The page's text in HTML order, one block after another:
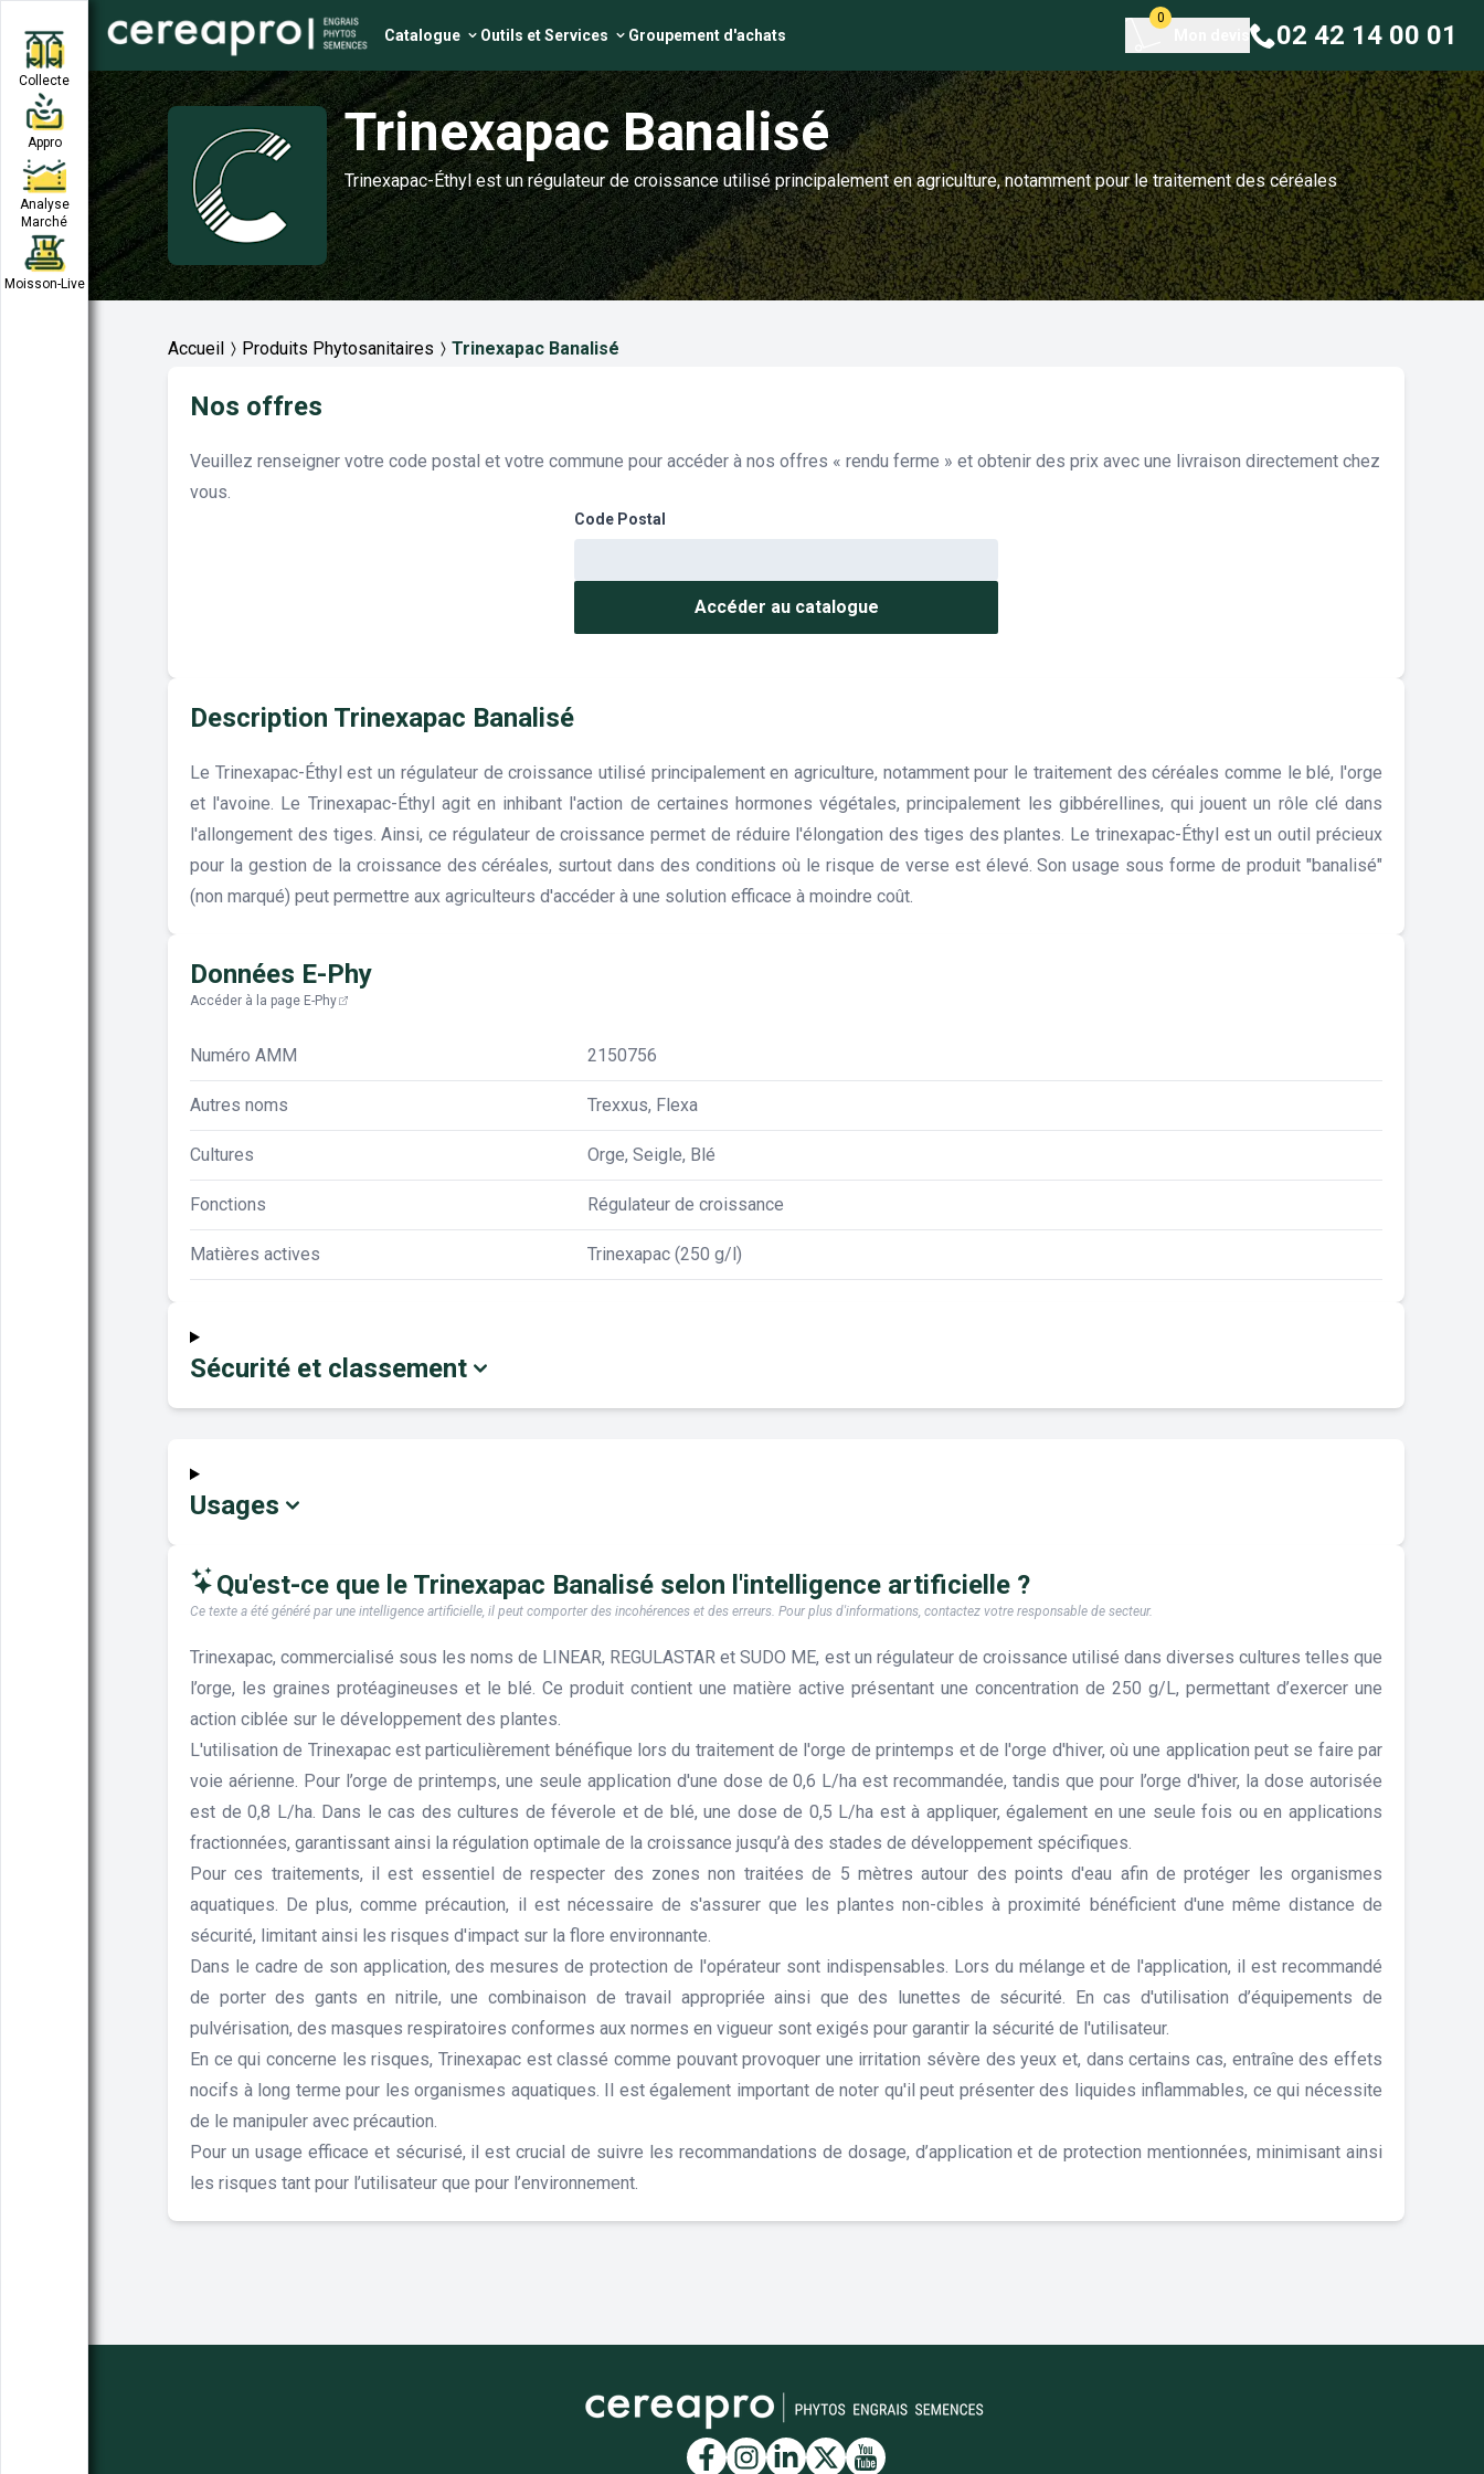
Collecte
Appro
Analyse
Marché
Moisson-Live
Catalogue Outils et Services Groupement d'achats
0
02 42 14 00 01
Trinexapac Banalisé
Trinexapac-Éthyl est un régulateur de croissance utilisé principalement en agriculture, notamment pour le traitement des céréales
Accueil Produits Phytosanitaires Trinexapac Banalisé
Nos offres
Veuillez renseigner votre code postal et votre commune pour accéder à nos offres « rendu ferme » et obtenir des prix avec une livraison directement chez
vous.
Code Postal
Accéder au catalogue
Description Trinexapac Banalisé
Le Trinexapac-Éthyl est un régulateur de croissance utilisé principalement en agriculture, notamment pour le traitement des céréales comme le blé, l'orge
et l'avoine. Le Trinexapac-Éthyl agit en inhibant l'action de certaines hormones végétales, principalement les gibbérellines, qui jouent un rôle clé dans
l'allongement des tiges. Ainsi, ce régulateur de croissance permet de réduire l'élongation des tiges des plantes. Le trinexapac-Éthyl est un outil précieux
pour la gestion de la croissance des céréales, surtout dans des conditions où le risque de verse est élevé. Son usage sous forme de produit "banalisé"
(non marqué) peut permettre aux agriculteurs d'accéder à une solution efficace à moindre coût.
Données E-Phy
Accéder à la page E-Phy
Numéro AMM 2150756
Autres noms Trexxus, Flexa
Cultures Orge, Seigle, Blé
Fonctions Régulateur de croissance
Matières actives Trinexapac (250 g/l)
Sécurité et classement
Usages
Qu'est-ce que le Trinexapac Banalisé selon l'intelligence artificielle ?
Ce texte a été généré par une intelligence artificielle, il peut comporter des incohérences et des erreurs. Pour plus d'informations, contactez votre responsable de secteur.
Trinexapac, commercialisé sous les noms de LINEAR, REGULASTAR et SUDO ME, est un régulateur de croissance utilisé dans diverses cultures telles que
l’orge, les graines protéagineuses et le blé. Ce produit contient une matière active présentant une concentration de 250 g/L, permettant d’exercer une
action ciblée sur le développement des plantes.
L'utilisation de Trinexapac est particulièrement bénéfique lors du traitement de l'orge de printemps et de l'orge d'hiver, où une application peut se faire par
voie aérienne. Pour l’orge de printemps, une seule application d'une dose de 0,6 L/ha est recommandée, tandis que pour l’orge d'hiver, la dose autorisée
est de 0,8 L/ha. Dans le cas des cultures de féverole et de blé, une dose de 0,5 L/ha est à appliquer, également en une seule fois ou en applications
fractionnées, garantissant ainsi la régulation optimale de la croissance jusqu’à des stades de développement spécifiques.
Pour ces traitements, il est essentiel de respecter des zones non traitées de 5 mètres autour des points d'eau afin de protéger les organismes
aquatiques. De plus, comme précaution, il est nécessaire de s'assurer que les plantes non-cibles à proximité bénéficient d'une même distance de
sécurité, limitant ainsi les risques d'impact sur la flore environnante.
Dans le cadre de son application, des mesures de protection de l'opérateur sont indispensables. Lors du mélange et de l'application, il est recommandé
de porter des gants en nitrile, une combinaison de travail appropriée ainsi que des lunettes de sécurité. En cas d'utilisation d’équipements de
pulvérisation, des masques respiratoires conformes aux normes en vigueur sont exigés pour garantir la sécurité de l'utilisateur.
En ce qui concerne les risques, Trinexapac est classé comme pouvant provoquer une irritation sévère des yeux et, dans certains cas, entraîne des effets
nocifs à long terme pour les organismes aquatiques. Il est également important de noter qu'il peut présenter des liquides inflammables, ce qui nécessite
de le manipuler avec précaution.
Pour un usage efficace et sécurisé, il est crucial de suivre les recommandations de dosage, d’application et de protection mentionnées, minimisant ainsi
les risques tant pour l’utilisateur que pour l’environnement.